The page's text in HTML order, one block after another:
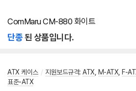
ComMaru CM-880 화이트
단종된 상품입니다.
ATX 케이스 / 지원보드규격: ATX M-ATX F-
표준-ATX